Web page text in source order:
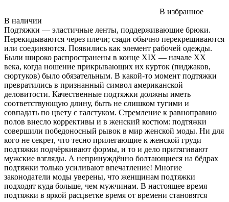
В избранное
В наличии
Подтяжки — эластичные ленты, поддерживающие брюки.
Перекидываются через плечи; сзади обычно перекрещиваются
или соединяются. Появились как элемент рабочей одежды.
Были широко распространены в конце XIX — начале XX
века, когда ношение прикрывающих их курток (пиджаков,
сюртуков) было обязательным. В какой-то момент подтяжки
превратились в признанный символ американской
деловитости. Качественные подтяжки должны иметь
соответствующую длину, быть не слишком тугими и
совпадать по цвету с галстуком. Стремление к равноправию
полов внесло коррективы и в женский костюм: подтяжки
совершили победоносный рывок в мир женской моды. Ни для
кого не секрет, что тесно прилегающие к женcкой груди
подтяжки подчёркивают формы, и то и дело притягивают
мужские взгляды. А непринуждённо болтающиеся на бёдрах
подтяжки только усиливают впечатление! Многие
законодатели моды уверены, что женщинам подтяжки
подходят куда больше, чем мужчинам. В настоящее время
подтяжки в яркой расцветке время от времени становятся